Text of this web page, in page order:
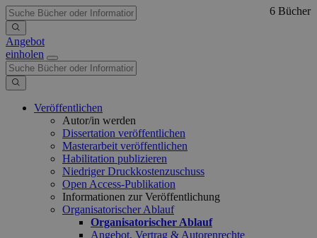
Angebot
einholen
Veröffentlichen
Autor/in werden
Dissertation veröffentlichen
Masterarbeit veröffentlichen
Habilitation publizieren
Niedriger Druckkostenzuschuss
Open Access-Publikation
Informationen zur Veröffentlichung
Organisatorischer Ablauf
Organisatorischer Ablauf
Angebot, Vertrag & Autorenrechte
6 Bücher